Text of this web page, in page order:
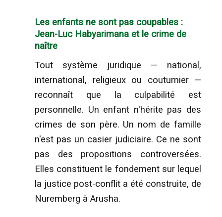
Les enfants ne sont pas coupables :
Jean-Luc Habyarimana et le crime de
naître
Tout système juridique — national,
international, religieux ou coutumier —
reconnaît que la culpabilité est
personnelle. Un enfant n'hérite pas des
crimes de son père. Un nom de famille
n'est pas un casier judiciaire. Ce ne sont
pas des propositions controversées.
Elles constituent le fondement sur lequel
la justice post-conflit a été construite, de
Nuremberg à Arusha.